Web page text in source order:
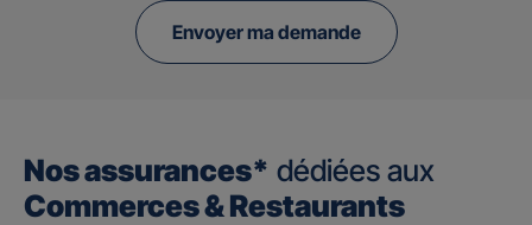
Envoyer ma demande
Nos assurances* dédiées aux
Commerces & Restaurants